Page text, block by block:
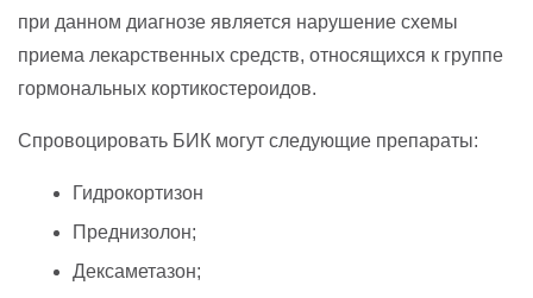
при данном диагнозе является нарушение схемы
приема лекарственных средств, относящихся к группе
гормональных кортикостероидов.
Спровоцировать БИК могут следующие препараты:
Гидрокортизон
Преднизолон;
Дексаметазон;